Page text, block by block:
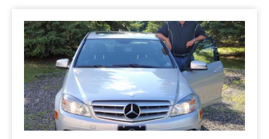
MAGOG
DRUMMONDVILLE
COWANSVILLE
MAGOG
SHERBROOKE
ST-HYACINTHE
GRANBY
SHERBROOKE
GRANBY